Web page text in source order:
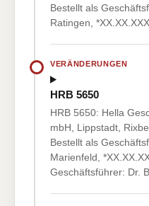
Bestellt als
Ratingen,
VERÄNDERUNGEN
HRB 5650
HRB 5650: Hella
mbH, Lippstadt,
Bestellt als
Marienfeld,
Geschäftsführer: Dr.